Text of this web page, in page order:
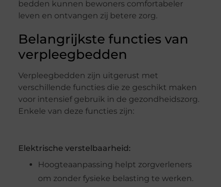
bedden kunnen bewoners comfortabeler
leven en ontvangen zij betere zorg.
Belangrijkste functies van
verpleegbedden
Verpleegbedden zijn uitgerust met
verschillende functies die ze geschikt maken
voor intensief gebruik in de gezondheidszorg.
Enkele van deze functies zijn:
Elektrische verstelbaarheid:
Hoogteaanpassing helpt zorgverleners
om zonder fysieke belasting te werken.